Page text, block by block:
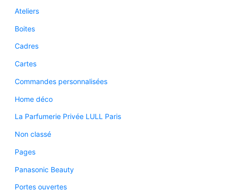
Ateliers
Boites
Cadres
Cartes
Commandes personnalisées
Home déco
La Parfumerie Privée LULL Paris
Non classé
Pages
Panasonic Beauty
Portes ouvertes